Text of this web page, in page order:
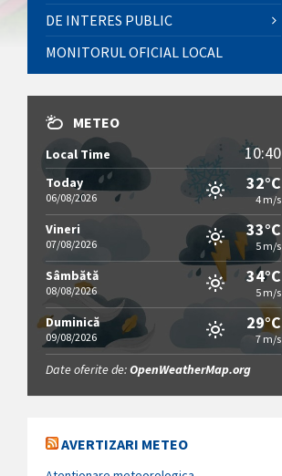
DE INTERES PUBLIC
MONITORUL OFICIAL LOCAL
METEO
Local Time 10:40
Today
06/08/2026
32°C
4 m/s
Vineri
07/08/2026
33°C
5 m/s
Sâmbătă
08/08/2026
34°C
5 m/s
Duminică
09/08/2026
29°C
7 m/s
Date oferite de:OpenWeatherMap.org
AVERTIZARI METEO